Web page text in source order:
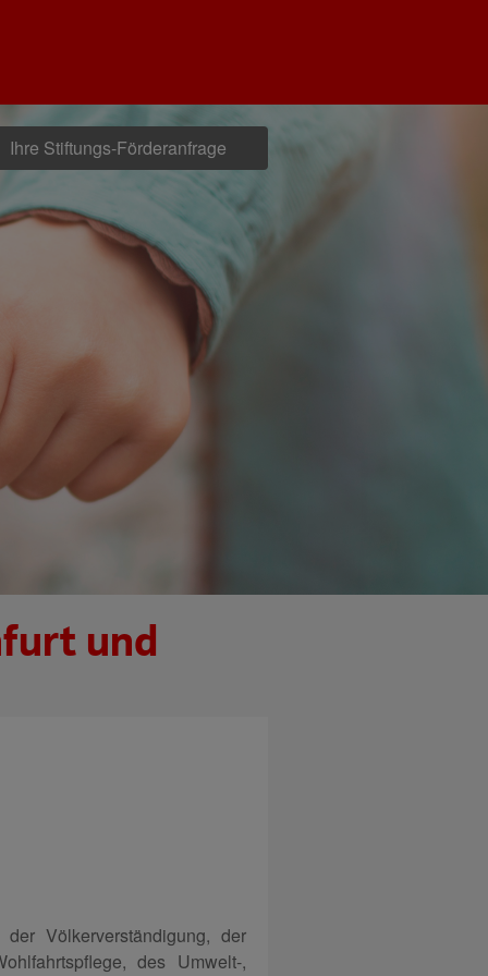
Ihre Stiftungs-Förderanfrage
und
Völkerverständigung, der
des Umwelt-,